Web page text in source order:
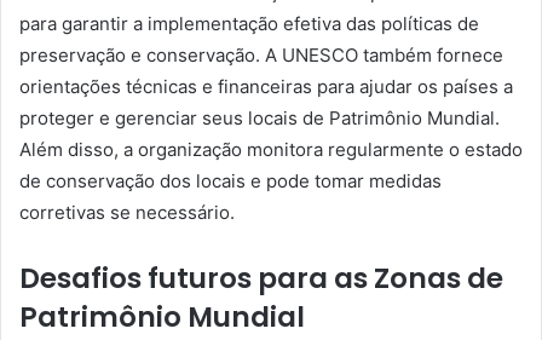
para garantir a implementação efetiva das políticas de
preservação e conservação. A UNESCO também fornece
orientações técnicas e financeiras para ajudar os países a
proteger e gerenciar seus locais de Patrimônio Mundial.
Além disso, a organização monitora regularmente o estado
de conservação dos locais e pode tomar medidas
corretivas se necessário.
Desafios futuros para as Zonas de
Patrimônio Mundial